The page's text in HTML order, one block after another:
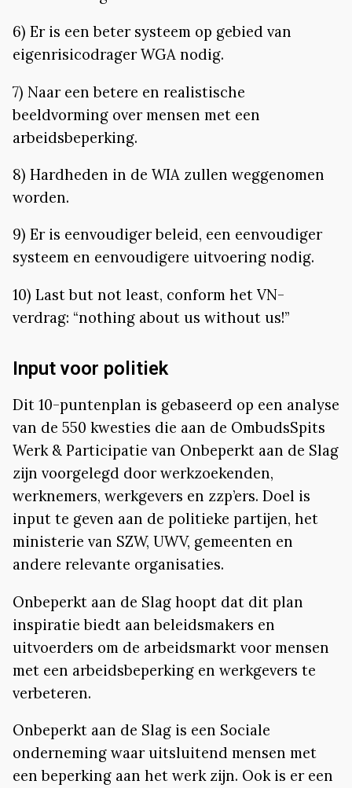
6) Er is een beter systeem op gebied van
eigenrisicodrager WGA nodig.
7) Naar een betere en realistische
beeldvorming over mensen met een
arbeidsbeperking.
8) Hardheden in de WIA zullen weggenomen
worden.
9) Er is eenvoudiger beleid, een eenvoudiger
systeem en eenvoudigere uitvoering nodig.
10) Last but not least, conform het VN-
verdrag: “nothing about us without us!”
Input voor politiek
Dit 10-puntenplan is gebaseerd op een analyse
van de 550 kwesties die aan de OmbudsSpits
Werk & Participatie van Onbeperkt aan de Slag
zijn voorgelegd door werkzoekenden,
werknemers, werkgevers en zzp’ers. Doel is
input te geven aan de politieke partijen, het
ministerie van SZW, UWV, gemeenten en
andere relevante organisaties.
Onbeperkt aan de Slag hoopt dat dit plan
inspiratie biedt aan beleidsmakers en
uitvoerders om de arbeidsmarkt voor mensen
met een arbeidsbeperking en werkgevers te
verbeteren.
Onbeperkt aan de Slag is een Sociale
onderneming waar uitsluitend mensen met
een beperking aan het werk zijn. Ook is er een